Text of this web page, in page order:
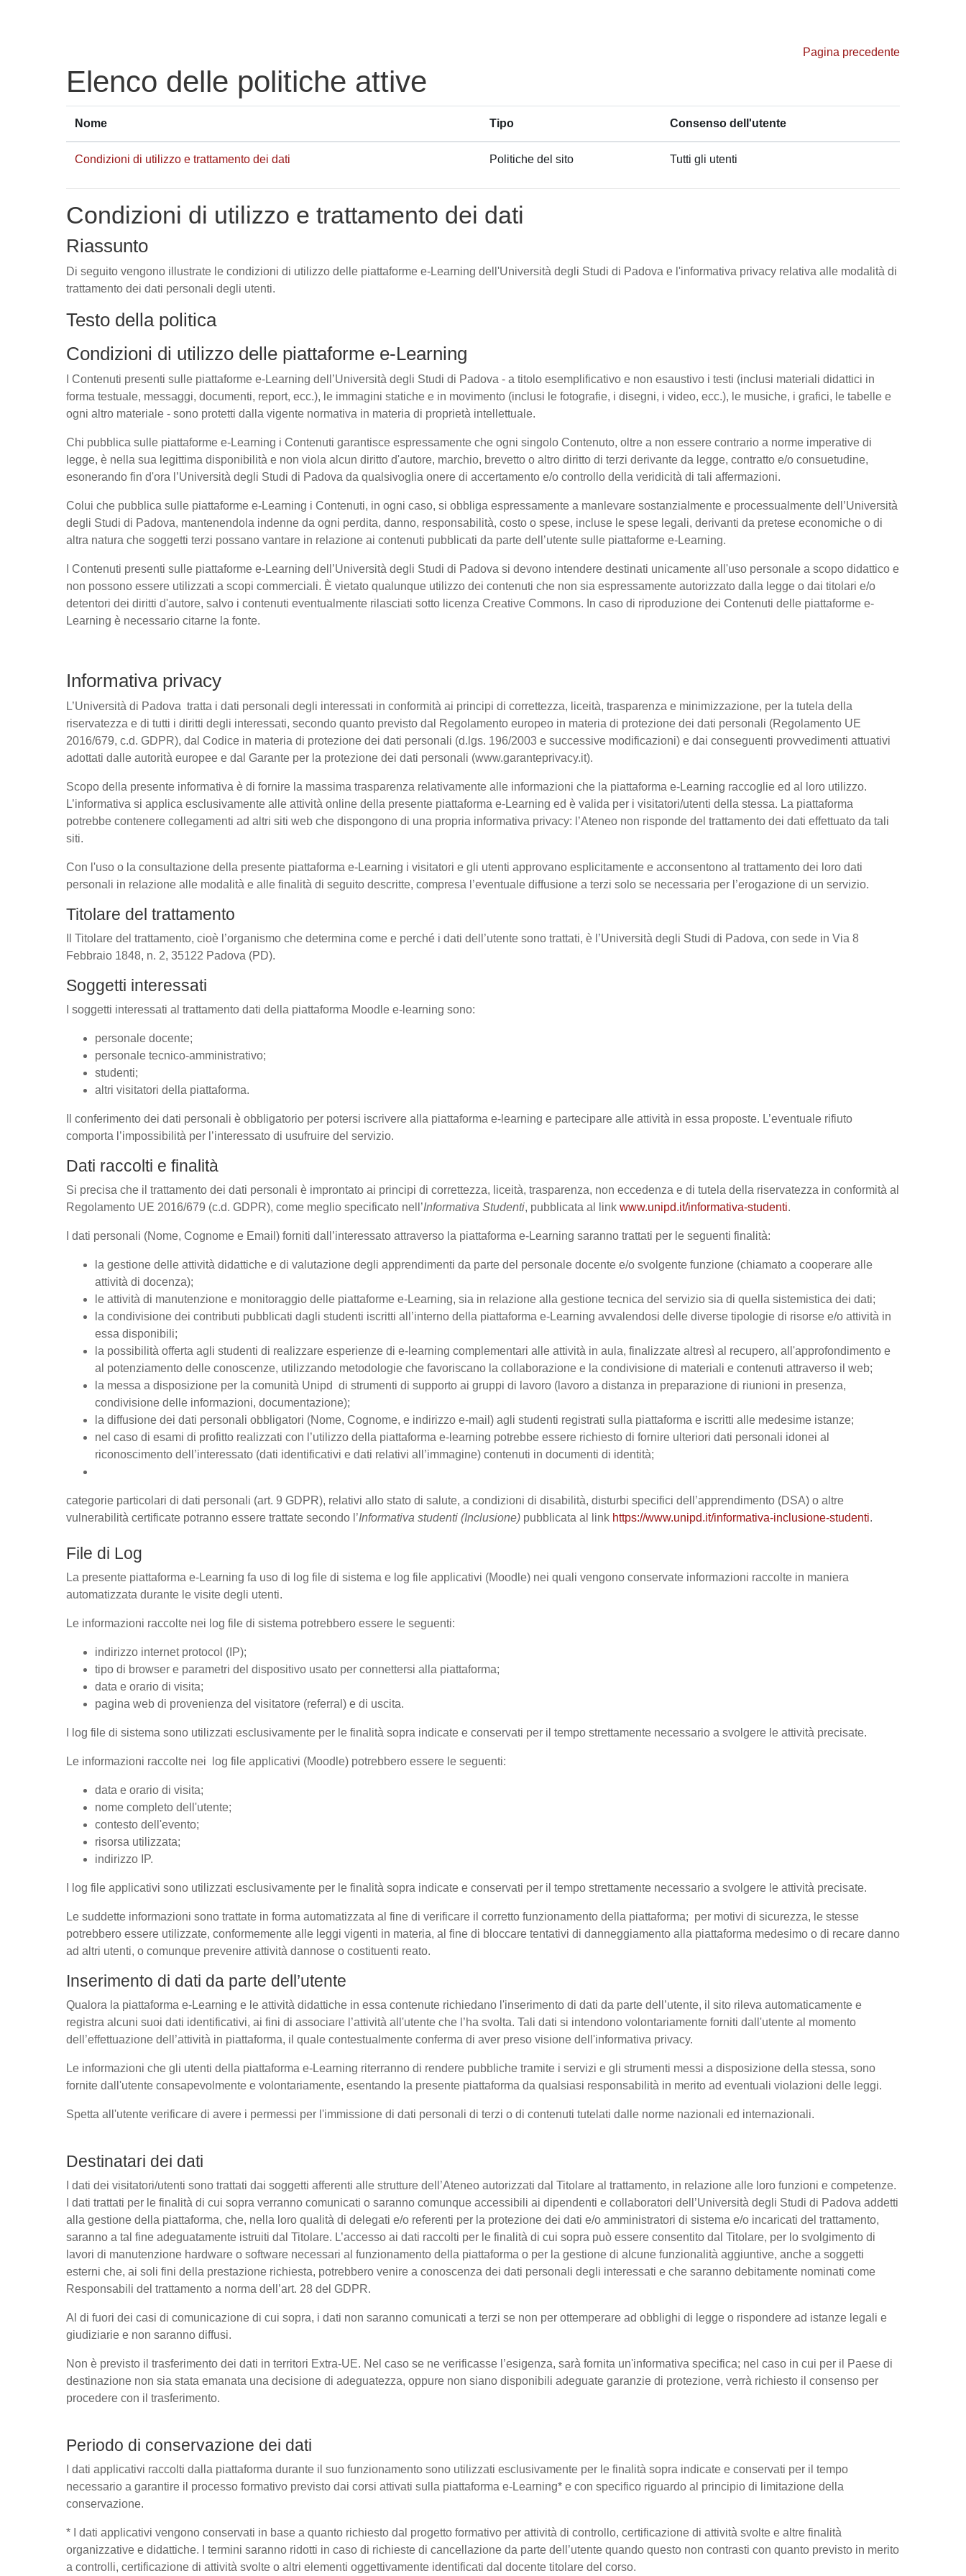
Pagina precedente
Elenco delle politiche attive
Nome Tipo Consenso dell'utente
Condizioni di utilizzo e trattamento dei dati Politiche del sito Tutti gli utenti
Condizioni di utilizzo e trattamento dei dati
Riassunto
Di seguito vengono illustrate le condizioni di utilizzo delle piattaforme e-Learning dell'Università degli Studi di Padova e l'informativa privacy relativa alle modalità di
trattamento dei dati personali degli utenti.
Testo della politica
Condizioni di utilizzo delle piattaforme e-Learning
I Contenuti presenti sulle piattaforme e-Learning dell’Università degli Studi di Padova - a titolo esemplificativo e non esaustivo i testi (inclusi materiali didattici in
forma testuale, messaggi, documenti, report, ecc.), le immagini statiche e in movimento (inclusi le fotografie, i disegni, i video, ecc.), le musiche, i grafici, le tabelle e
ogni altro materiale - sono protetti dalla vigente normativa in materia di proprietà intellettuale.
Chi pubblica sulle piattaforme e-Learning i Contenuti garantisce espressamente che ogni singolo Contenuto, oltre a non essere contrario a norme imperative di
legge, è nella sua legittima disponibilità e non viola alcun diritto d'autore, marchio, brevetto o altro diritto di terzi derivante da legge, contratto e/o consuetudine,
esonerando fin d'ora l’Università degli Studi di Padova da qualsivoglia onere di accertamento e/o controllo della veridicità di tali affermazioni.
Colui che pubblica sulle piattaforme e-Learning i Contenuti, in ogni caso, si obbliga espressamente a manlevare sostanzialmente e processualmente dell’Università
degli Studi di Padova, mantenendola indenne da ogni perdita, danno, responsabilità, costo o spese, incluse le spese legali, derivanti da pretese economiche o di
altra natura che soggetti terzi possano vantare in relazione ai contenuti pubblicati da parte dell’utente sulle piattaforme e-Learning.
I Contenuti presenti sulle piattaforme e-Learning dell’Università degli Studi di Padova si devono intendere destinati unicamente all'uso personale a scopo didattico e
non possono essere utilizzati a scopi commerciali. È vietato qualunque utilizzo dei contenuti che non sia espressamente autorizzato dalla legge o dai titolari e/o
detentori dei diritti d'autore, salvo i contenuti eventualmente rilasciati sotto licenza Creative Commons. In caso di riproduzione dei Contenuti delle piattaforme e-
Learning è necessario citarne la fonte.
Informativa privacy
L’Università di Padova tratta i dati personali degli interessati in conformità ai principi di correttezza, liceità, trasparenza e minimizzazione, per la tutela della
riservatezza e di tutti i diritti degli interessati, secondo quanto previsto dal Regolamento europeo in materia di protezione dei dati personali (Regolamento UE
2016/679, c.d. GDPR), dal Codice in materia di protezione dei dati personali (d.lgs. 196/2003 e successive modificazioni) e dai conseguenti provvedimenti attuativi
adottati dalle autorità europee e dal Garante per la protezione dei dati personali (www.garanteprivacy.it).
Scopo della presente informativa è di fornire la massima trasparenza relativamente alle informazioni che la piattaforma e-Learning raccoglie ed al loro utilizzo.
L’informativa si applica esclusivamente alle attività online della presente piattaforma e-Learning ed è valida per i visitatori/utenti della stessa. La piattaforma
potrebbe contenere collegamenti ad altri siti web che dispongono di una propria informativa privacy: l’Ateneo non risponde del trattamento dei dati effettuato da tali
siti.
Con l'uso o la consultazione della presente piattaforma e-Learning i visitatori e gli utenti approvano esplicitamente e acconsentono al trattamento dei loro dati
personali in relazione alle modalità e alle finalità di seguito descritte, compresa l’eventuale diffusione a terzi solo se necessaria per l’erogazione di un servizio.
Titolare del trattamento
Il Titolare del trattamento, cioè l’organismo che determina come e perché i dati dell’utente sono trattati, è l’Università degli Studi di Padova, con sede in Via 8
Febbraio 1848, n. 2, 35122 Padova (PD).
Soggetti interessati
I soggetti interessati al trattamento dati della piattaforma Moodle e-learning sono:
personale docente;
personale tecnico-amministrativo;
studenti;
altri visitatori della piattaforma.
Il conferimento dei dati personali è obbligatorio per potersi iscrivere alla piattaforma e-learning e partecipare alle attività in essa proposte. L’eventuale rifiuto
comporta l’impossibilità per l’interessato di usufruire del servizio.
Dati raccolti e finalità
Si precisa che il trattamento dei dati personali è improntato ai principi di correttezza, liceità, trasparenza, non eccedenza e di tutela della riservatezza in conformità al
Regolamento UE 2016/679 (c.d. GDPR), come meglio specificato nell’Informativa Studenti, pubblicata al link www.unipd.it/informativa-studenti.
I dati personali (Nome, Cognome e Email) forniti dall’interessato attraverso la piattaforma e-Learning saranno trattati per le seguenti finalità:
la gestione delle attività didattiche e di valutazione degli apprendimenti da parte del personale docente e/o svolgente funzione (chiamato a cooperare alle
attività di docenza);
le attività di manutenzione e monitoraggio delle piattaforme e-Learning, sia in relazione alla gestione tecnica del servizio sia di quella sistemistica dei dati;
la condivisione dei contributi pubblicati dagli studenti iscritti all’interno della piattaforma e-Learning avvalendosi delle diverse tipologie di risorse e/o attività in
essa disponibili;
la possibilità offerta agli studenti di realizzare esperienze di e-learning complementari alle attività in aula, finalizzate altresì al recupero, all'approfondimento e
al potenziamento delle conoscenze, utilizzando metodologie che favoriscano la collaborazione e la condivisione di materiali e contenuti attraverso il web;
la messa a disposizione per la comunità Unipd di strumenti di supporto ai gruppi di lavoro (lavoro a distanza in preparazione di riunioni in presenza,
condivisione delle informazioni, documentazione);
la diffusione dei dati personali obbligatori (Nome, Cognome, e indirizzo e-mail) agli studenti registrati sulla piattaforma e iscritti alle medesime istanze;
nel caso di esami di profitto realizzati con l’utilizzo della piattaforma e-learning potrebbe essere richiesto di fornire ulteriori dati personali idonei al
riconoscimento dell’interessato (dati identificativi e dati relativi all’immagine) contenuti in documenti di identità;
categorie particolari di dati personali (art. 9 GDPR), relativi allo stato di salute, a condizioni di disabilità, disturbi specifici dell’apprendimento (DSA) o altre
vulnerabilità certificate potranno essere trattate secondo l’Informativa studenti (Inclusione) pubblicata al link https://www.unipd.it/informativa-inclusione-studenti.
File di Log
La presente piattaforma e-Learning fa uso di log file di sistema e log file applicativi (Moodle) nei quali vengono conservate informazioni raccolte in maniera
automatizzata durante le visite degli utenti.
Le informazioni raccolte nei log file di sistema potrebbero essere le seguenti:
indirizzo internet protocol (IP);
tipo di browser e parametri del dispositivo usato per connettersi alla piattaforma;
data e orario di visita;
pagina web di provenienza del visitatore (referral) e di uscita.
I log file di sistema sono utilizzati esclusivamente per le finalità sopra indicate e conservati per il tempo strettamente necessario a svolgere le attività precisate.
Le informazioni raccolte nei log file applicativi (Moodle) potrebbero essere le seguenti:
data e orario di visita;
nome completo dell'utente;
contesto dell'evento;
risorsa utilizzata;
indirizzo IP.
I log file applicativi sono utilizzati esclusivamente per le finalità sopra indicate e conservati per il tempo strettamente necessario a svolgere le attività precisate.
Le suddette informazioni sono trattate in forma automatizzata al fine di verificare il corretto funzionamento della piattaforma; per motivi di sicurezza, le stesse
potrebbero essere utilizzate, conformemente alle leggi vigenti in materia, al fine di bloccare tentativi di danneggiamento alla piattaforma medesimo o di recare danno
ad altri utenti, o comunque prevenire attività dannose o costituenti reato.
Inserimento di dati da parte dell’utente
Qualora la piattaforma e-Learning e le attività didattiche in essa contenute richiedano l'inserimento di dati da parte dell’utente, il sito rileva automaticamente e
registra alcuni suoi dati identificativi, ai fini di associare l’attività all'utente che l’ha svolta. Tali dati si intendono volontariamente forniti dall'utente al momento
dell’effettuazione dell’attività in piattaforma, il quale contestualmente conferma di aver preso visione dell'informativa privacy.
Le informazioni che gli utenti della piattaforma e-Learning riterranno di rendere pubbliche tramite i servizi e gli strumenti messi a disposizione della stessa, sono
fornite dall'utente consapevolmente e volontariamente, esentando la presente piattaforma da qualsiasi responsabilità in merito ad eventuali violazioni delle leggi.
Spetta all'utente verificare di avere i permessi per l'immissione di dati personali di terzi o di contenuti tutelati dalle norme nazionali ed internazionali.
Destinatari dei dati
I dati dei visitatori/utenti sono trattati dai soggetti afferenti alle strutture dell’Ateneo autorizzati dal Titolare al trattamento, in relazione alle loro funzioni e competenze.
I dati trattati per le finalità di cui sopra verranno comunicati o saranno comunque accessibili ai dipendenti e collaboratori dell’Università degli Studi di Padova addetti
alla gestione della piattaforma, che, nella loro qualità di delegati e/o referenti per la protezione dei dati e/o amministratori di sistema e/o incaricati del trattamento,
saranno a tal fine adeguatamente istruiti dal Titolare. L’accesso ai dati raccolti per le finalità di cui sopra può essere consentito dal Titolare, per lo svolgimento di
lavori di manutenzione hardware o software necessari al funzionamento della piattaforma o per la gestione di alcune funzionalità aggiuntive, anche a soggetti
esterni che, ai soli fini della prestazione richiesta, potrebbero venire a conoscenza dei dati personali degli interessati e che saranno debitamente nominati come
Responsabili del trattamento a norma dell’art. 28 del GDPR.
Al di fuori dei casi di comunicazione di cui sopra, i dati non saranno comunicati a terzi se non per ottemperare ad obblighi di legge o rispondere ad istanze legali e
giudiziarie e non saranno diffusi.
Non è previsto il trasferimento dei dati in territori Extra-UE. Nel caso se ne verificasse l’esigenza, sarà fornita un'informativa specifica; nel caso in cui per il Paese di
destinazione non sia stata emanata una decisione di adeguatezza, oppure non siano disponibili adeguate garanzie di protezione, verrà richiesto il consenso per
procedere con il trasferimento.
Periodo di conservazione dei dati
I dati applicativi raccolti dalla piattaforma durante il suo funzionamento sono utilizzati esclusivamente per le finalità sopra indicate e conservati per il tempo
necessario a garantire il processo formativo previsto dai corsi attivati sulla piattaforma e-Learning* e con specifico riguardo al principio di limitazione della
conservazione.
* I dati applicativi vengono conservati in base a quanto richiesto dal progetto formativo per attività di controllo, certificazione di attività svolte e altre finalità
organizzative e didattiche. I termini saranno ridotti in caso di richieste di cancellazione da parte dell’utente quando questo non contrasti con quanto previsto in merito
a controlli, certificazione di attività svolte o altri elementi oggettivamente identificati dal docente titolare del corso.